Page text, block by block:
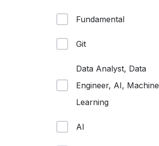
Fundamental
Git
Data Analyst, Data
Engineer, AI, Machine
Learning
AI